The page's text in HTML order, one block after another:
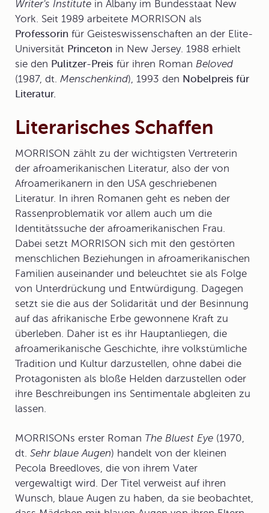
Writer's Institute in Albany im Bundesstaat New
York. Seit 1989 arbeitete MORRISON als
Professorin für Geisteswissenschaften an der Elite-
Universität Princeton in New Jersey. 1988 erhielt
sie den Pulitzer-Preis für ihren Roman Beloved
(1987, dt. Menschenkind), 1993 den Nobelpreis für
Literatur.
Literarisches Schaffen
MORRISON zählt zu der wichtigsten Vertreterin
der afroamerikanischen Literatur, also der von
Afroamerikanern in den USA geschriebenen
Literatur. In ihren Romanen geht es neben der
Rassenproblematik vor allem auch um die
Identitätssuche der afroamerikanischen Frau.
Dabei setzt MORRISON sich mit den gestörten
menschlichen Beziehungen in afroamerikanischen
Familien auseinander und beleuchtet sie als Folge
von Unterdrückung und Entwürdigung. Dagegen
setzt sie die aus der Solidarität und der Besinnung
auf das afrikanische Erbe gewonnene Kraft zu
überleben. Daher ist es ihr Hauptanliegen, die
afroamerikanische Geschichte, ihre volkstümliche
Tradition und Kultur darzustellen, ohne dabei die
Protagonisten als bloße Helden darzustellen oder
ihre Beschreibungen ins Sentimentale abgleiten zu
lassen.
MORRISONs erster Roman The Bluest Eye (1970,
dt. Sehr blaue Augen) handelt von der kleinen
Pecola Breedloves, die von ihrem Vater
vergewaltigt wird. Der Titel verweist auf ihren
Wunsch, blaue Augen zu haben, da sie beobachtet,